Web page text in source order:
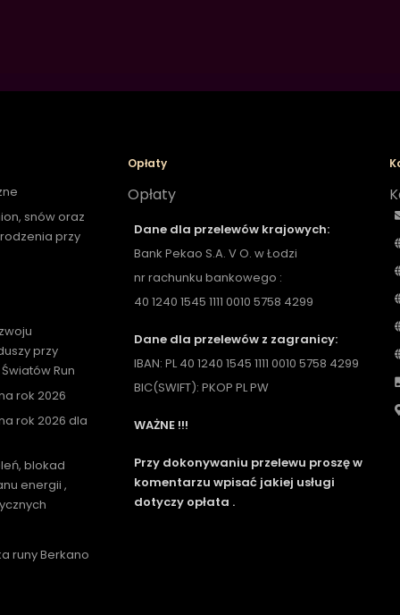
snów oraz
przy
przy
Run
rok 2026
rok 2026 dla
blokad
energii ,
runy Berkano
Opłaty
Opłaty
Dane dla przelewów krajowych:
Bank Pekao S.A. V O. w Łodzi
nr rachunku bankowego :
40 1240 1545 1111 0010 5758 4299
Dane dla przelewów z zagranicy:
IBAN: PL 40 1240 1545 1111 0010 5758 4299
BIC(SWIFT): PKOP PL PW
WAŻNE !!!
Przy dokonywaniu przelewu proszę w
komentarzu wpisać jakiej usługi
dotyczy opłata .